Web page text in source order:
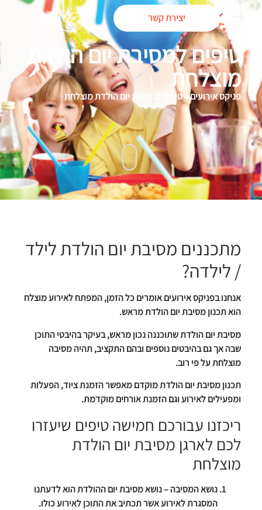
יצירת קשר
טיפים למסיבת יום הולדת
מוצלחת
פניקס אירועים»טיפים למסיבת יום הולדת מוצלחת
מתכננים מסיבת יום הולדת לילד
/ לילדה?
אנחנו בפניקס אירועים אומרים כל הזמן, המפתח לאירוע מוצלח
הוא תכנון מסיבת יום הולדת מראש.
מסיבת יום הולדת שתוכננה נכון מראש, בעיקר בהיבטי התוכן
שבה אך גם בהיבטים נוספים ובהם התקציב, תהיה מסיבה
מוצלחת על פי רוב.
תכנון מסיבת יום הולדת מוקדם מאפשר הזמנת ציוד, הפעלות
ומפעילים לאירוע וגם הזמנת אורחים מוקדמת.
ריכזנו עבורכם חמישה טיפים שיעזרו
לכם לארגן מסיבת יום הולדת
מוצלחת
נושא המסיבה– נושא מסיבת יום ההולדת הוא לדעתנו
המסגרת לאירוע אשר תכתיב את התוכן לאירוע כולו.